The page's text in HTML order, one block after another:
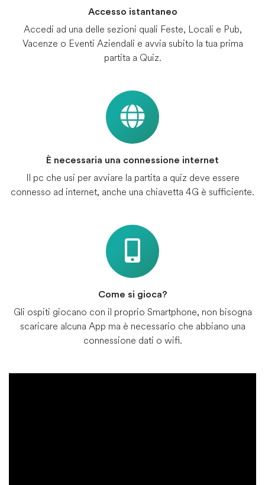
Accesso istantaneo
Accedi ad una delle sezioni quali Feste, Locali e Pub,
Vacenze o Eventi Aziendali e avvia subito la tua prima
partita a Quiz.
È necessaria una connessione internet
Il pc che usi per avviare la partita a quiz deve essere
connesso ad internet, anche una chiavetta 4G è sufficiente.
Come si gioca?
Gli ospiti giocano con il proprio Smartphone, non bisogna
scaricare alcuna App ma è necessario che abbiano una
connessione dati o wifi.